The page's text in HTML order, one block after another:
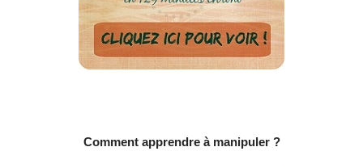
Comment apprendre à manipuler ?